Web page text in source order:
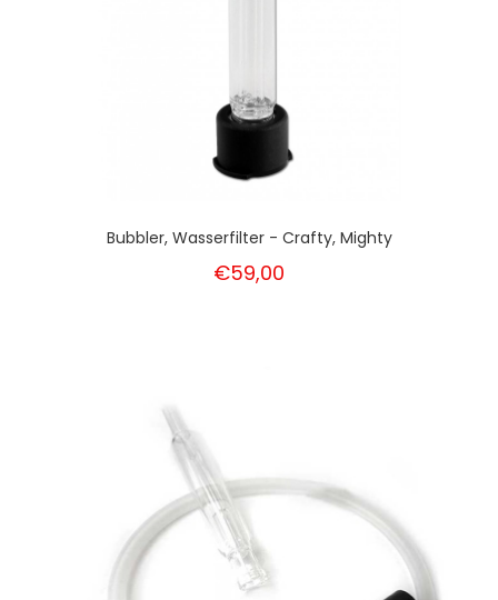
Bubbler, Wasserfilter - Crafty, Mighty
€59,00